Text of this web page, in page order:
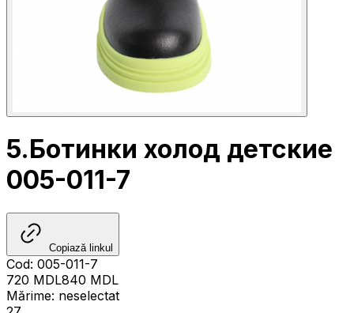
5.Ботинки холод детские
005-011-7
Copiază linkul
Cod: 005-011-7
720 MDL840 MDL
Mărime: neselectat